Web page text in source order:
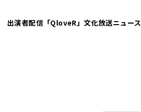
出演者配信「QloveR」文化放送ニュース